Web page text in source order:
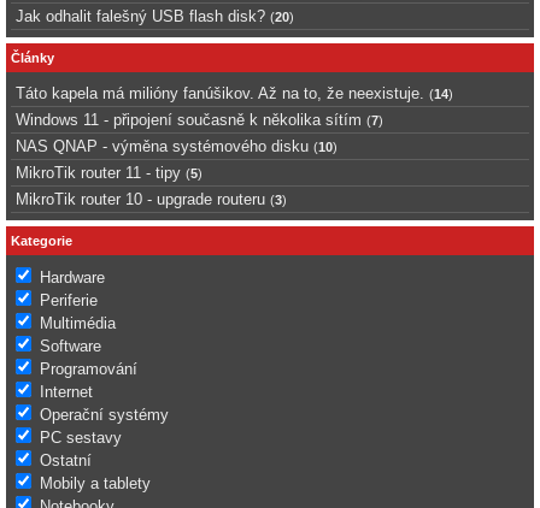
Jak odhalit falešný USB flash disk? (20)
Články
Táto kapela má milióny fanúšikov. Až na to, že neexistuje. (14)
Windows 11 - připojení současně k několika sítím (7)
NAS QNAP - výměna systémového disku (10)
MikroTik router 11 - tipy (5)
MikroTik router 10 - upgrade routeru (3)
Kategorie
Hardware
Periferie
Multimédia
Software
Programování
Internet
Operační systémy
PC sestavy
Ostatní
Mobily a tablety